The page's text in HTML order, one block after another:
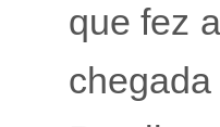
que fez